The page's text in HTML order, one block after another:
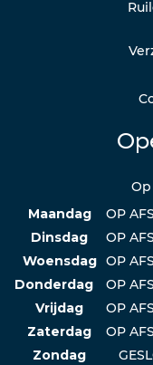
Maandag
OP
Dinsdag
OP
Woensdag OP
Donderdag
OP
Vrijdag
OP
Zaterdag
OP
Zondag